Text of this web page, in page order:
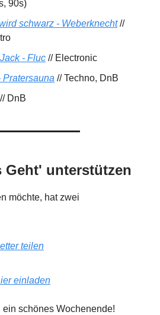
90s)
schwarz - Weberknecht//
- Fluc // Electronic
Pratersauna // Techno, DnB
DnB
Geht' unterstützen
möchte, hat zwei
teilen
einladen
ein schönes Wochenende!